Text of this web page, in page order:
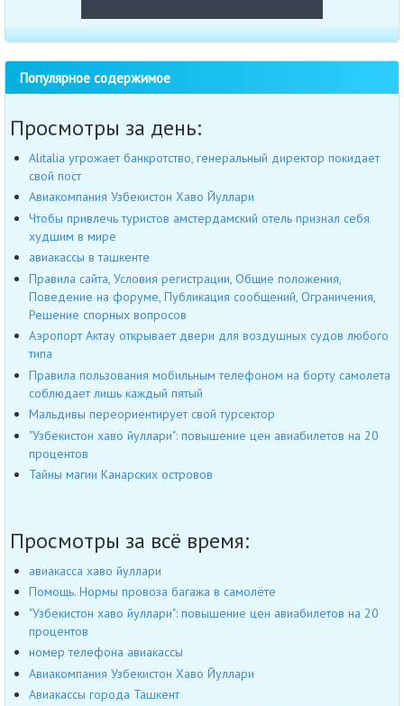
Популярное содержимое
Просмотры за день:
Alitalia угрожает банкротство, генеральный директор покидает
свой пост
Авиакомпания Узбекистон Хаво Йуллари
Чтобы привлечь туристов амстердамский отель признал себя
худшим в мире
авиакассы в ташкенте
Правила сайта, Условия регистрации, Общие положения,
Поведение на форуме, Публикация сообщений, Ограничения,
Решение спорных вопросов
Аэропорт Актау открывает двери для воздушных судов любого
типа
Правила пользования мобильным телефоном на борту самолета
соблюдает лишь каждый пятый
Мальдивы переориентирует свой турсектор
"Узбекистон хаво йуллари": повышение цен авиабилетов на 20
процентов
Тайны магии Канарских островов
Просмотры за всё время:
авиакасса хаво йуллари
Помощь. Нормы провоза багажа в самолёте
"Узбекистон хаво йуллари": повышение цен авиабилетов на 20
процентов
номер телефона авиакассы
Авиакомпания Узбекистон Хаво Йуллари
Авиакассы города Ташкент